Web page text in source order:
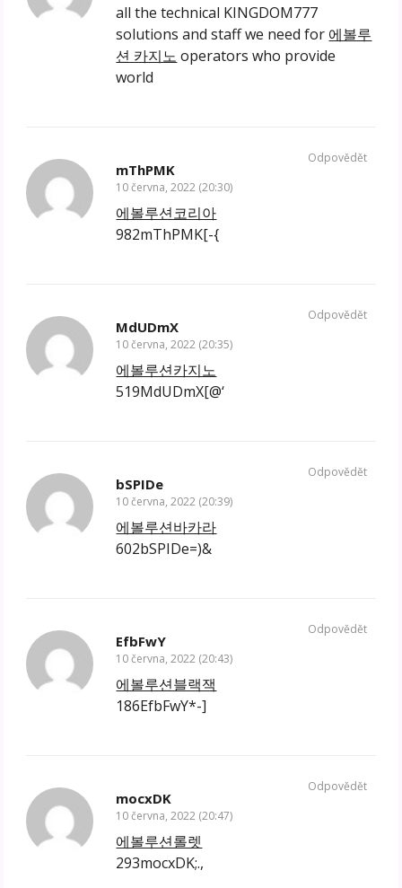
all the technical KINGDOM777
solutions and staff we need for 에볼루
션 카지노 operators who provide
world
mThPMK
10 června, 2022 (20:30)
에볼루션코리아
982mThPMK[-{
Odpovědět
MdUDmX
10 června, 2022 (20:35)
에볼루션카지노
519MdUDmX[@‘
Odpovědět
bSPIDe
10 června, 2022 (20:39)
에볼루션바카라
602bSPIDe=)&
Odpovědět
EfbFwY
10 června, 2022 (20:43)
에볼루션블랙잭
186EfbFwY*-]
Odpovědět
mocxDK
10 června, 2022 (20:47)
에볼루션롤렛
293mocxDK;.,
Odpovědět